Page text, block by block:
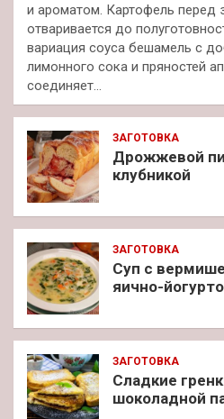
и ароматом. Картофель перед
отваривается до
вариация соуса бешамель с
лимонного сока и пряностей
соединяет…
ЗАГОТОВКА
Дрожжевой
клубникой
ЗАГОТОВКА
Суп с
яично-
ЗАГОТОВКА
Сладкие
шоколадной